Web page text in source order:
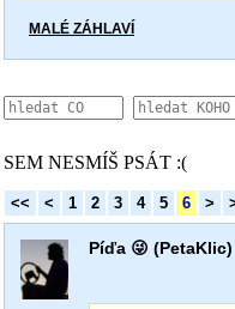
MALÉ ZÁHLAVÍ
SEM NESMÍŠ PSÁT :(
<< < 1 2 3 4 5 6 >
Píďa 😜 (PetaKlic)